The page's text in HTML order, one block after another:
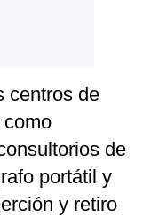
centros de
de
portátil y
y retiro